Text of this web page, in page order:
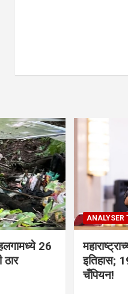
26
ठार
ANALYSER
इतिहास;
चँपियन!